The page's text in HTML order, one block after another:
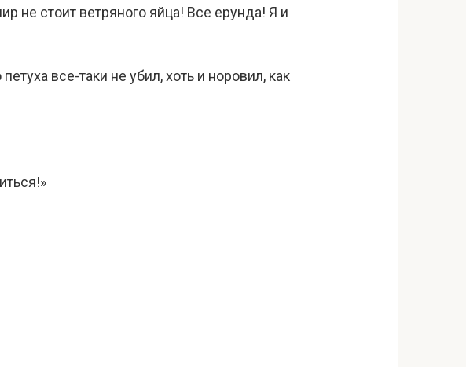
не стоит ветряного яйца! Все ерунда! Я и
все-таки не убил, хоть и норовил, как